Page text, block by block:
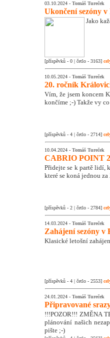
03.10.2024 - Tomáš Tureček
Ukončení sezóny v
Jako
[příspěvků - 0 | četlo - 3163]
10.05.2024 - Tomáš Tureček
20. ročník
Vím, že jsem koncem
končíme ;-) Takže vy
[příspěvků - 4 | četlo - 2714]
10.04.2024 - Tomáš Tureček
CABRIO POINT
Přidejte se k partě lidí,
které se koná jednou
[příspěvků - 2 | četlo - 2784]
14.03.2024 - Tomáš Tureček
Zahájení sezóny v
Klasické letošní
[příspěvků - 4 | četlo - 2553]
24.01.2024 - Tomáš Tureček
Připravované
!!!POZOR!!! ZMĚNA
plánování našich
pište ;-)